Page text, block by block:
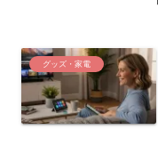
グッズ・家電